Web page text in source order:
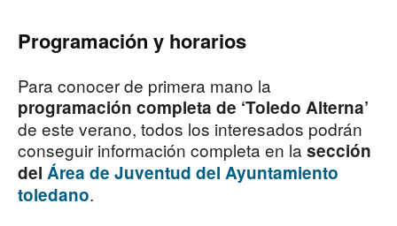
Programación y horarios
Para conocer de primera mano la
programación completa de ‘Toledo Alterna’
de este verano, todos los interesados podrán
conseguir información completa en la sección
del Área de Juventud del Ayuntamiento
toledano.